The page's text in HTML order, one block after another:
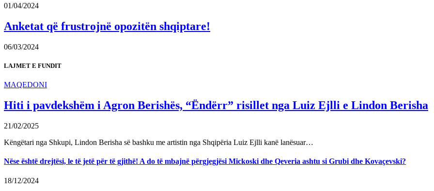
01/04/2024
Anketat që frustrojnë opozitën shqiptare!
06/03/2024
LAJMET E FUNDIT
MAQEDONI
Hiti i pavdekshëm i Agron Berishës, “Ëndërr” risillet nga Luiz Ejlli e Lindon Berisha
21/02/2025
Këngëtari nga Shkupi, Lindon Berisha së bashku me artistin nga Shqipëria Luiz Ejlli kanë lanësuar…
Nëse është drejtësi, le të jetë për të gjithë! A do të mbajnë përgjegjësi Mickoski dhe Qeveria ashtu si Grubi dhe Kovaçevski?
18/12/2024